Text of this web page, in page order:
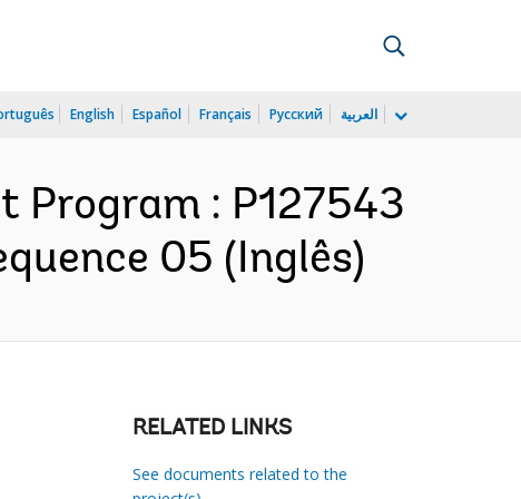
English Español Français Русский العربية
Program : P127543
05 (Inglês)
RELATED LINKS
See documents related to the